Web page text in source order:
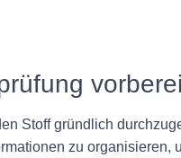
Stoff gründlich
zu